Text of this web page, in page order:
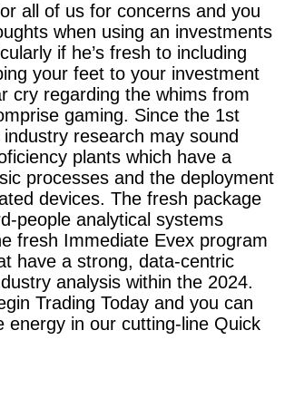
all of us for concerns and you
when using an investments
if he’s fresh to including
your feet to your investment
cry regarding the whims from
gaming. Since the 1st
research may sound
plants which have a
processes and the deployment
devices. The fresh package
people analytical systems
fresh Immediate Evex program
have a strong, data-centric
analysis within the 2024.
Trading Today and you can
energy in our cutting-line Quick